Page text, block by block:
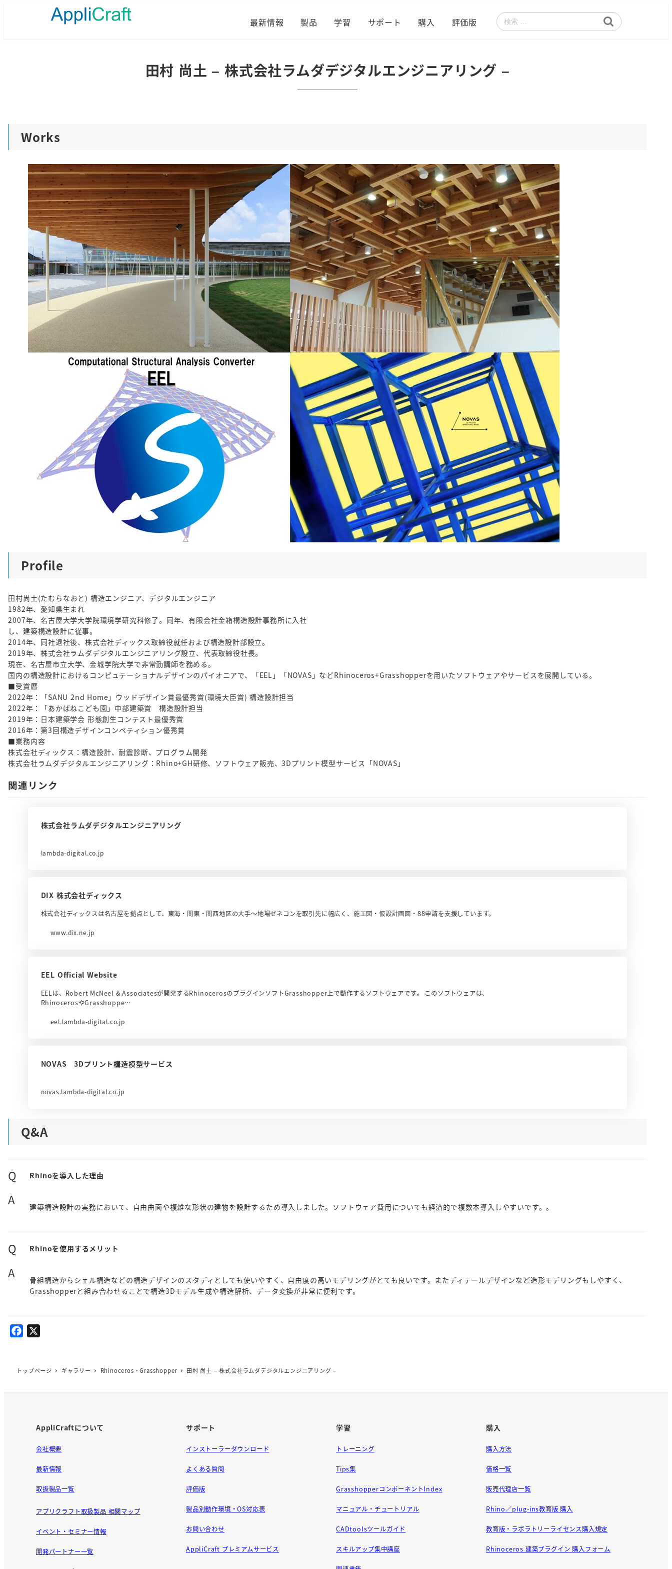
最新情報 製品 学習 サポート 購入 評価版
検
田村 尚土 – 株式会社ラムダデジタルエンジニアリング –
Works
Profile
田村尚土(たむらなおと) 構造エンジニア、デジタルエンジニア
1982年、愛知県生まれ
2007年、名古屋大学大学院環境学研究科修了。同年、有限会社金箱構造設計事務所に入社
し、建築構造設計に従事。
2014年、同社退社後、株式会社ディックス取締役就任および構造設計部設立。
2019年、株式会社ラムダデジタルエンジニアリング設立、代表取締役社長。
現在、名古屋市立大学、金城学院大学で非常勤講師を務める。
国内の構造設計におけるコンピュテーショナルデザインのパイオニアで、「EEL」「NOVAS」などRhinoceros+Grasshopperを用いたソフトウェアやサービスを展開している。
■受賞暦
2022年：「SANU 2nd Home」ウッドデザイン賞最優秀賞(環境大臣賞) 構造設計担当
2022年：「あかばねこども園」中部建築賞 構造設計担当
2019年：日本建築学会 形態創生コンテスト最優秀賞
2016年：第3回構造デザインコンペティション優秀賞
■業務内容
株式会社ディックス：構造設計、耐震診断、プログラム開発
株式会社ラムダデジタルエンジニアリング：Rhino+GH研修、ソフトウェア販売、3Dプリント模型サービス「NOVAS」
関連リンク
株式会社ラムダデジタルエンジニアリング
lambda-digital.co.jp
DIX 株式会社ディックス
株式会社ディックスは名古屋を拠点として、東海・関東・関西地区の大手～地場ゼネコンを取引先に幅広く、施工図・仮設計画図・88申請を支援しています。
www.dix.ne.jp
EEL Official Website
EELは、Robert McNeel & Associatesが開発するRhinocerosのプラグインソフトGrasshopper上で動作するソフトウェアです。 このソフトウェアは、
RhinocerosやGrasshoppe…
eel.lambda-digital.co.jp
NOVAS 3Dプリント構造模型サービス
novas.lambda-digital.co.jp
Q&A
Q Rhinoを導入した理由
A 建築構造設計の実務において、自由曲面や複雑な形状の建物を設計するため導入しました。ソフトウェア費用についても経済的で複数本導入しやすいです。。
Q Rhinoを使用するメリット
A
骨組構造からシェル構造などの構造デザインのスタディとしても使いやすく、自由度の高いモデリングがとても良いです。またディテールデザインなど造形モデリングもしやすく、
Grasshopperと組み合わせることで構造3Dモデル生成や構造解析、データ変換が非常に便利です。
e
トップページ ギャラリー Rhinoceros・Grasshopper 田村 尚土 – 株式会社ラムダデジタルエンジニアリング –
AppliCraftについて
会社概要
最新情報
取扱製品一覧
アプリクラフト取扱製品 相関マップ
イベント・セミナー情報
開発パートナー一覧
サポート
インストーラーダウンロード
よくある質問
評価版
製品別動作環境・OS対応表
お問い合わせ
AppliCraft プレミアムサービス
学習
トレーニング
Tips集
GrasshopperコンポーネントIndex
マニュアル・チュートリアル
CADtoolsツールガイド
スキルアップ集中講座
購入
購入方法
価格一覧
販売代理店一覧
Rhino／plug-ins教育版 購入
教育版・ラボラトリーライセンス購入規定
Rhinoceros 建築プラグイン 購入フォーム